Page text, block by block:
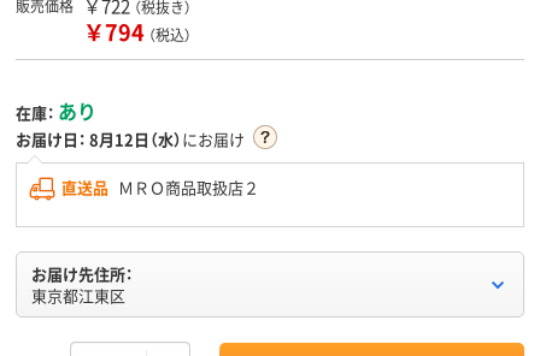
販売価格 ￥722 （税抜き）
￥794 （税込）
在庫： あり
お届け日： 8月12日（水）にお届け
直送品 ＭＲＯ商品取扱店２
お届け先住所：
東京都江東区